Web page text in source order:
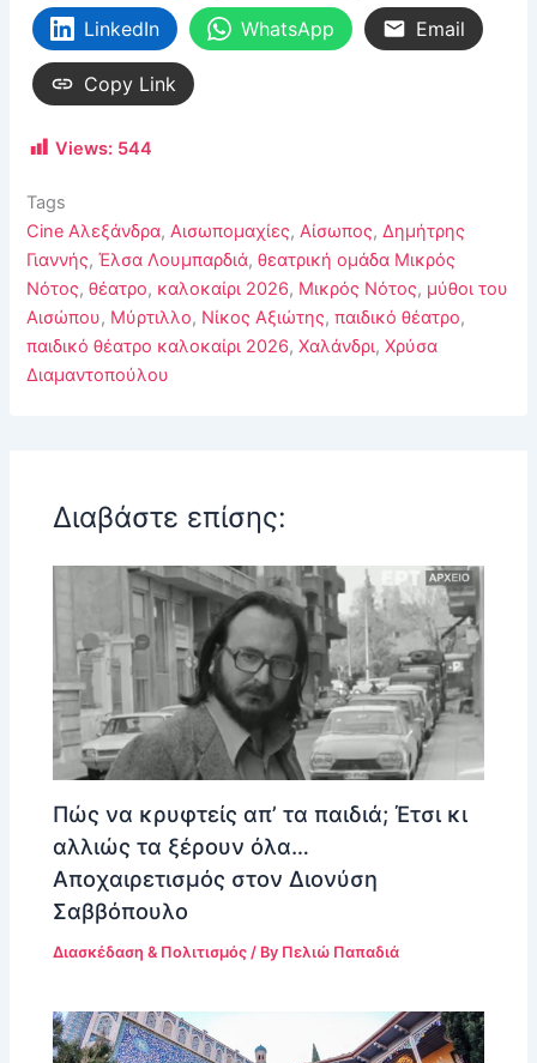
LinkedIn WhatsApp Email
Copy Link
Views: 544
Tags
Cine Αλεξάνδρα,Αισωπομαχίες,Αίσωπος,Δημήτρης
Γιαννής,Έλσα Λουμπαρδιά,θεατρική ομάδα Μικρός
Νότος,θέατρο, καλοκαίρι 2026, Μικρός Νότος, μύθοι του
Αισώπου, Μύρτιλλο, Νίκος Αξιώτης,παιδικό θέατρο,
παιδικό θέατρο καλοκαίρι 2026,Χαλάνδρι,Χρύσα
Διαμαντοπούλου
Διαβάστε επίσης:
Πώς να κρυφτείς απ’ τα παιδιά; Έτσι κι
αλλιώς τα ξέρουν όλα…
Αποχαιρετισμός στον Διονύση
Σαββόπουλο
Διασκέδαση & Πολιτισμός / By Πελιώ Παπαδιά